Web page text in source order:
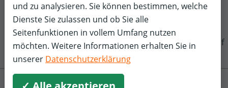
und zu analysieren. Sie können bestimmen, welche
Dienste Sie zulassen und ob Sie alle
Seitenfunktionen in vollem Umfang nutzen
möchten. Weitere Informationen erhalten Sie in
unserer Datenschutzerklärung
f